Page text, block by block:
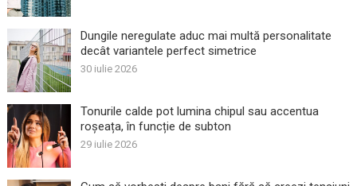
Dungile neregulate aduc mai multă personalitate
decât variantele perfect simetrice
30 iulie 2026
Tonurile calde pot lumina chipul sau accentua
roșeața, în funcție de subton
29 iulie 2026